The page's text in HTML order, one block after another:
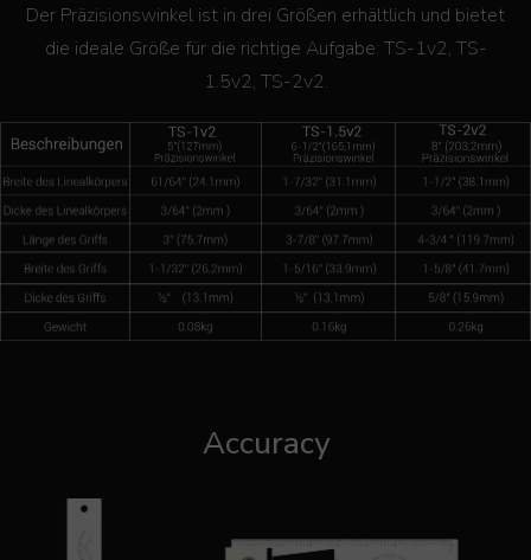
Der Präzisionswinkel ist in drei Größen erhältlich und bietet
die ideale Größe für die richtige Aufgabe: TS-1v2, TS-
1.5v2, TS-2v2.
Accuracy